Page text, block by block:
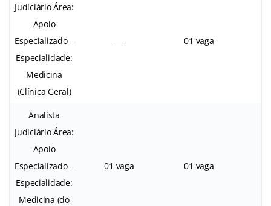
Judiciário Área:
Apoio
Especializado –
Especialidade:
Medicina
(Clínica Geral)
01 vaga
Analista
Judiciário Área:
Apoio
Especializado –
Especialidade:
Medicina (do
01 vaga 01 vaga